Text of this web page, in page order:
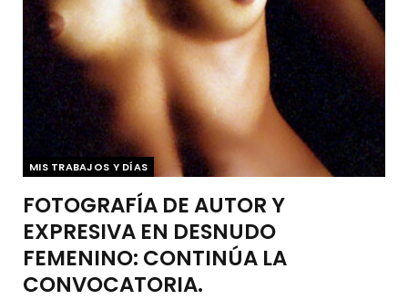
MIS TRABAJOS Y DÍAS
FOTOGRAFÍA DE AUTOR Y
EXPRESIVA EN DESNUDO
FEMENINO: CONTINÚA LA
CONVOCATORIA.